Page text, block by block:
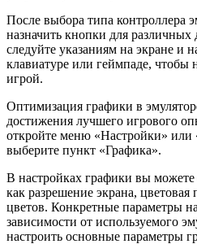
После выбора типа контроллера
назначить кнопки для
следуйте указаниям на экране и
клавиатуре или геймпаде, чтобы
игрой.
Оптимизация графики в
достижения лучшего игрового
откройте меню «Настройки» или
выберите пункт «Графика».
В настройках графики вы
как разрешение экрана,
цветов. Конкретные параметры
зависимости от используемого
настроить основные параметры